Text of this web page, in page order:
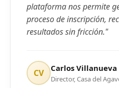
plataforma nos permite
proceso de inscripción,
resultados sin fricción."
CV Carlos Villanueva
Director, Casa del